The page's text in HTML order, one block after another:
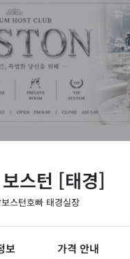
스턴 [태경]
스턴호빠 태경실장
보 가격 안내